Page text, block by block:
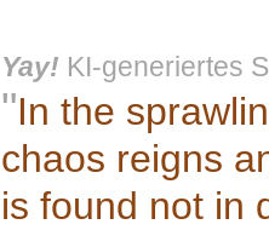
Yay! KI-generiertes
"In the
chaos reigns
is found not in